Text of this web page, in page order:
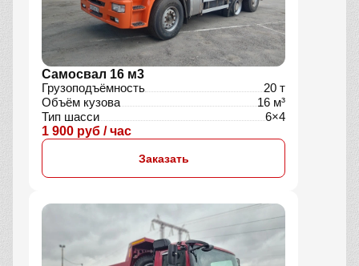
Самосвал 16 м3
Грузоподъёмность
20 т
Объём кузова
16 м³
Тип шасси
6×4
1 900 руб / час
Заказать